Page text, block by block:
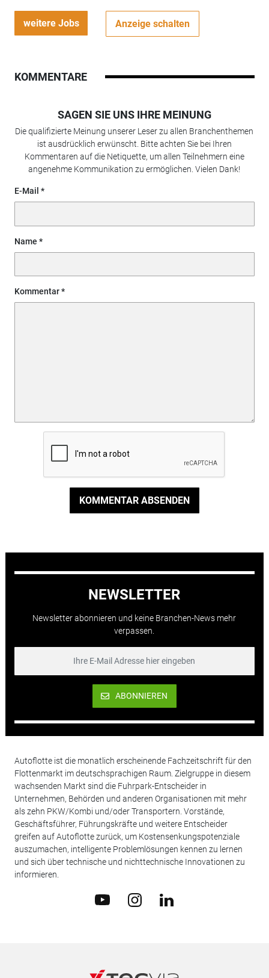
weitere Jobs Anzeige schalten
KOMMENTARE
SAGEN SIE UNS IHRE MEINUNG
Die qualifizierte Meinung unserer Leser zu allen Branchenthemen
ist ausdrücklich erwünscht. Bitte achten Sie bei Ihren
Kommentaren auf die Netiquette, um allen Teilnehmern eine
angenehme Kommunikation zu ermöglichen. Vielen Dank!
E-Mail
Name
Kommentar
KOMMENTAR ABSENDEN
NEWSLETTER
Newsletter abonnieren und keine Branchen-News mehr
verpassen.
ABONNIEREN
Autoflotte ist die monatlich erscheinende Fachzeitschrift für den
Flottenmarkt im deutschsprachigen Raum. Zielgruppe in diesem
wachsenden Markt sind die Fuhrpark-Entscheider in
Unternehmen, Behörden und anderen Organisationen mit mehr
als zehn PKW/Kombi und/oder Transportern. Vorstände,
Geschäftsführer, Führungskräfte und weitere Entscheider
greifen auf Autoflotte zurück, um Kostensenkungspotenziale
auszumachen, intelligente Problemlösungen kennen zu lernen
und sich über technische und nichttechnische Innovationen zu
informieren.